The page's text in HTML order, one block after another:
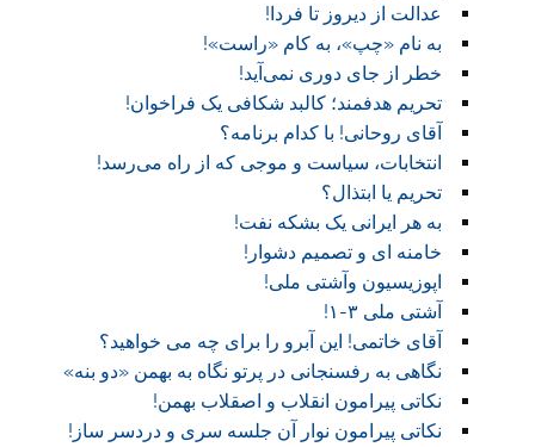
عدالت از دیروز تا فردا!
به نام «چپ»، به کام «راست»!
خطر از جای دوری نمی‌آید!
تحریم هدفمند؛ کالبد شکافی یک فراخوان!
آقای روحانی! با کدام برنامه؟
انتخابات، سیاست و موجی که از راه می‌رسد!
تحریم یا ابتذال؟
به هر ایرانی یک بشکه نفت!
خامنه ای و تصمیم دشوار!
اپوزیسیون وآشتی ملی!
آشتی ملی ۳-۱!
آقای خاتمی! این آبرو را برای چه می خواهید؟
نگاهی به رفسنجانی در پرتو نگاه به بهمن «دو بنه»
نکاتی پیرامون انقلاب و اصقلاب بهمن!
نکاتی پیرامون نوار آن جلسه سری و دردسر ساز!